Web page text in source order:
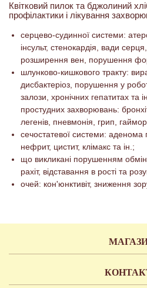
Квітковий пилок та бджолиний
профілактики і лікування
серцево-судинної системи:
інсульт, стенокардія, вади
розширення вен, порушення
шлунково-кишкового тракту:
дисбактеріоз, порушення у
залози, хронічних гепатитах та
простудних захворювань:
легенів, пневмонія, грип,
сечостатевої системи: аденома
нефрит, цистит, клімакс та ін.;
що викликані порушенням
рахіт, відставання в рості та
очей: кон'юнктивіт, зниження